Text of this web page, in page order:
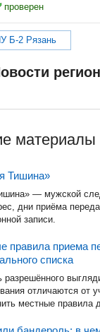
проверен
Б-2 Рязань
материалы
Тишина»
— мужской
дни приёма
записи.
правила приема
списка
отличаются от
местные правила